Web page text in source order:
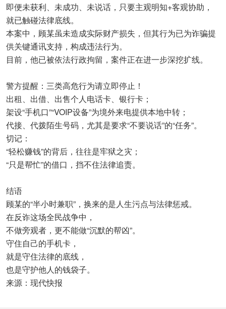
即便未获利、未成功、未说话，只要主观明知+客观协助，
就已触碰法律底线。
本案中，顾某虽未造成实际财产损失，但其行为已为诈骗提
供关键通讯支持，构成违法行为。
目前，他已被依法行政拘留，案件正在进一步深挖扩线。
警方提醒：三类高危行为请立即停止！
出租、出借、出售个人电话卡、银行卡；
架设“手机口”“VOIP设备”为境外来电提供本地中转；
代接、代拨陌生号码，尤其是要求“不要说话”的“任务”。
切记：
“轻松赚钱”的背后，往往是牢狱之灾；
“只是帮忙”的借口，挡不住法律追责。
结语
顾某的“半小时兼职”，换来的是人生污点与法律惩戒。
在反诈这场全民战争中，
不做旁观者，更不能做“沉默的帮凶”。
守住自己的手机卡，
就是守住法律的底线，
也是守护他人的钱袋子。
来源：现代快报